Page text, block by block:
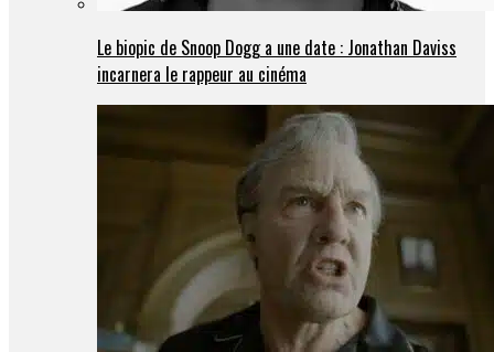
Le biopic de Snoop Dogg a une date : Jonathan Daviss
incarnera le rappeur au cinéma